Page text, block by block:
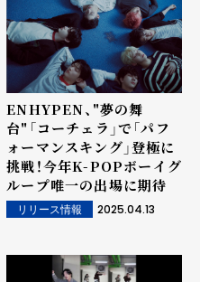
ENHYPEN、"夢の舞
台"「コーチェラ」で「パフ
ォーマンスキング」登極に
挑戦！今年K-POPボーイグ
ループ唯一の出場に期待
リリース情報 2025.04.13